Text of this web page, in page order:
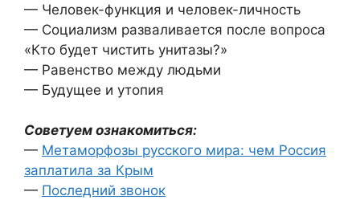
— Человек-функция и человек-личность
— Социализм разваливается после вопроса
«Кто будет чистить унитазы?»
— Равенство между людьми
— Будущее и утопия
Советуем ознакомиться:
— Метаморфозы русского мира: чем Россия
заплатила за Крым
— Последний звонок